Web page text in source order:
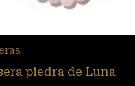
piedra de Luna